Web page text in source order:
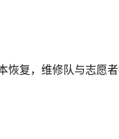
复，维修队与志愿